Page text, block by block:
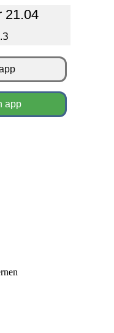
21.04
app